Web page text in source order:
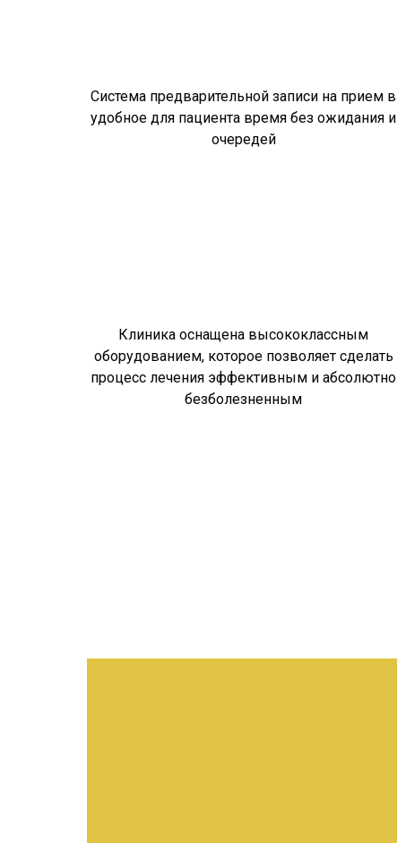
Система предварительной записи на прием в
удобное для пациента время без ожидания и
очередей
Клиника оснащена высококлассным
оборудованием, которое позволяет сделать
процесс лечения эффективным и абсолютно
безболезненным